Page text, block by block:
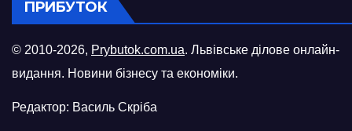
ПРИБУТОК
© 2010-2026, Prybutok.com.ua. Львівське ділове онлайн-
видання. Новини бізнесу та економіки.
Редактор: Василь Скріба